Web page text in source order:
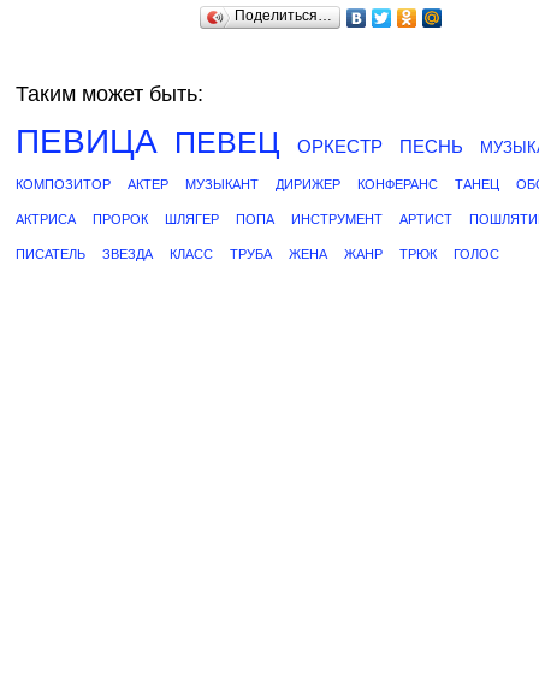
Поделиться…
Таким может быть:
ПЕВИЦА ПЕВЕЦ ОРКЕСТР ПЕСНЬ
КОМПОЗИТОР АКТЕР МУЗЫКАНТ ДИРИЖЕР КОНФЕРАНС ТАНЕЦ
АКТРИСА ПРОРОК ШЛЯГЕР ПОПА ИНСТРУМЕНТ АРТИСТ
ПИСАТЕЛЬ ЗВЕЗДА КЛАСС ТРУБА ЖЕНА ЖАНР ТРЮК ГОЛОС